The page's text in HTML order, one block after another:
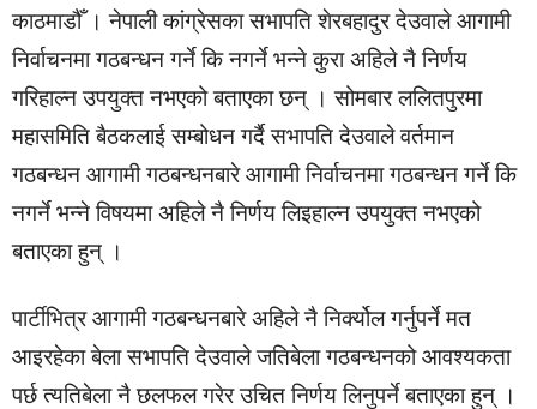
काठमाडौँ । नेपाली कांग्रेसका सभापति शेरबहादुर देउवाले आगामी
निर्वाचनमा गठबन्धन गर्ने कि नगर्ने भन्ने कुरा अहिले नै निर्णय
गरिहाल्न उपयुक्त नभएको बताएका छन् । सोमबार ललितपुरमा
महासमिति बैठकलाई सम्बोधन गर्दै सभापति देउवाले वर्तमान
गठबन्धन आगामी गठबन्धनबारे आगामी निर्वाचनमा गठबन्धन गर्ने कि
नगर्ने भन्ने विषयमा अहिले नै निर्णय लिइहाल्न उपयुक्त नभएको
बताएका हुन् ।
पार्टीभित्र आगामी गठबन्धनबारे अहिले नै निर्क्योल गर्नुपर्ने मत
आइरहेका बेला सभापति देउवाले जतिबेला गठबन्धनको आवश्यकता
पर्छ त्यतिबेला नै छलफल गरेर उचित निर्णय लिनुपर्ने बताएका हुन् ।